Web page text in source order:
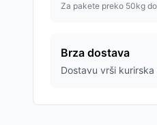
Za pakete preko 50kg
Brza dostava
Dostavu vrši kurirska